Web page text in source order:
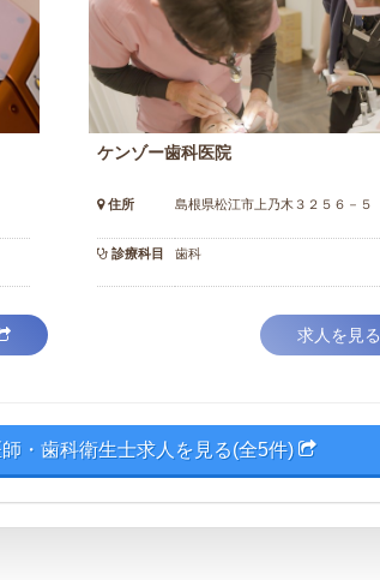
ケンゾー歯科医院
住所 島根県松江市上乃木３２５６－５
診療科目 歯科
求人を見る
・歯科衛生士求人を見る(全5件)